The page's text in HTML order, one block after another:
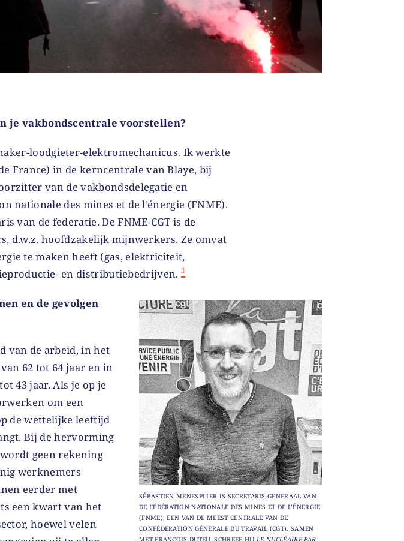
je vakbondscentrale voorstellen?
loodgieter-elektromechanicus. Ik werkte
France) in de kerncentrale van Blaye, bij
van de vakbondsdelegatie en
nationale des mines et de l’énergie (FNME).
van de federatie. De FNME-CGT is de
d.w.z. hoofdzakelijk mijnwerkers. Ze omvat
te maken heeft (gas, elektriciteit,
en distributiebedrijven. 1
SÉBASTIEN MENESPLIER IS SECRETARIS-GENERAAL VAN
DE FÉDÉRATION NATIONALE DES MINES ET DE L’ÉNERGIE
(FNME), EEN VAN DE MEEST CENTRALE VAN DE
CONFÉDÉRATION GÉNÉRALE DU TRAVAIL (CGT). SAMEN
MET FRANÇOIS DUTEIL SCHREEF HIJLE NUCLÉAIRE PAR
en de gevolgen
van de arbeid, in het
62 tot 64 jaar en in
43 jaar. Als je op je
om een
de wettelijke leeftijd
Bij de hervorming
geen rekening
werknemers
eerder met
een kwart van het
hoewel velen